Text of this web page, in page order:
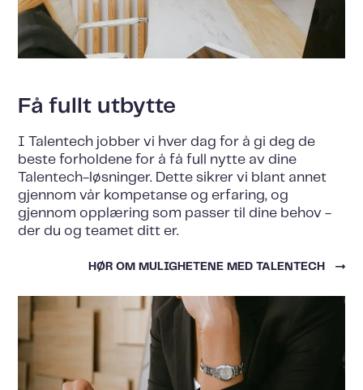
Få fullt utbytte
I Talentech jobber vi hver dag for å gi deg de
beste forholdene for å få full nytte av dine
Talentech-løsninger. Dette sikrer vi blant annet
gjennom vår kompetanse og erfaring, og
gjennom opplæring som passer til dine behov -
der du og teamet ditt er.
HØR OM MULIGHETENE MED TALENTECH